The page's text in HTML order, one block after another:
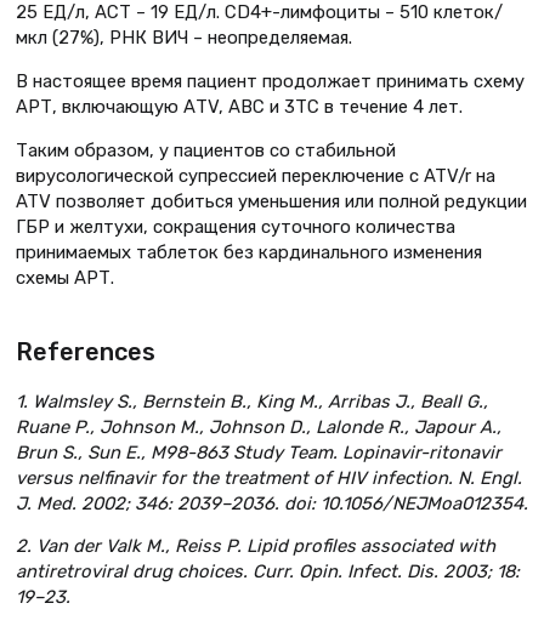
25 ЕД/л, АСТ – 19 ЕД/л. CD4+-лимфоциты – 510 клеток/
мкл (27%), РНК ВИЧ – неопределяемая.
В настоящее время пациент продолжает принимать схему
АРТ, включающую АTV, ABC и 3TC в течение 4 лет.
Таким образом, у пациентов со стабильной
вирусологической супрессией переключение с ATV/r на
ATV позволяет добиться уменьшения или полной редукции
ГБР и желтухи, сокращения суточного количества
принимаемых таблеток без кардинального изменения
схемы АРТ.
References
1. Walmsley S., Bernstein B., King M., Arribas J., Beall G.,
Ruane P., Johnson M., Johnson D., Lalonde R., Japour A.,
Brun S., Sun E., M98-863 Study Team. Lopinavir-ritonavir
versus nelfinavir for the treatment of HIV infection. N. Engl.
J. Med. 2002; 346: 2039–2036. doi: 10.1056/NEJMoa012354.
2. Van der Valk M., Reiss P. Lipid profiles associated with
antiretroviral drug choices. Curr. Opin. Infect. Dis. 2003; 18:
19–23.